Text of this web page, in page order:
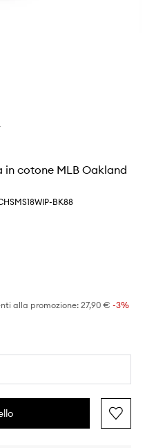
cotone MLB Oakland
BK88
alla promozione: 27,90 € -3%